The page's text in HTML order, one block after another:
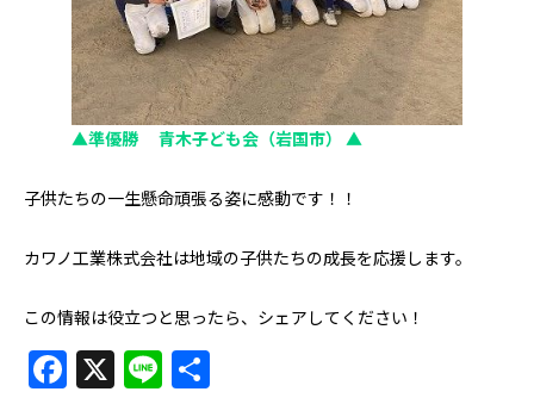
▲準優勝 青木子ども会（岩国市） ▲
子供たちの一生懸命頑張る姿に感動です！！
カワノ工業株式会社は地域の子供たちの成長を応援します。
この情報は役立つと思ったら、シェアしてください！
Facebook
X Line